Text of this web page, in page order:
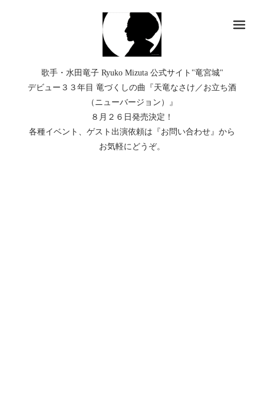
歌手・水田竜子 Ryuko Mizuta 公式サイト"竜宮城"
デビュー３３年目 竜づくしの曲『天竜なさけ／お立ち酒
（ニューバージョン）』
８月２６日発売決定！
各種イベント、ゲスト出演依頼は『お問い合わせ』から
お気軽にどうぞ。